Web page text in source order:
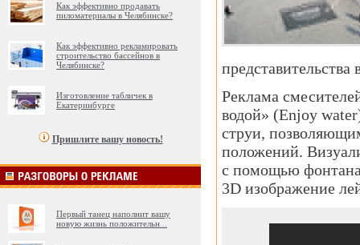
Как эффективно продавать
пиломатериалы в Челябинске?
Как эффективно рекламировать
строительство бассейнов в
Челябинске?
Изготовление табличек в
Екатеринбурге
Пришлите вашу новость!
Первый танец наполнит вашу
новую жизнь положительн
представительства
Реклама
водой» (Enjoy
струи,
положений.
с помощью фонтана
3D изображение